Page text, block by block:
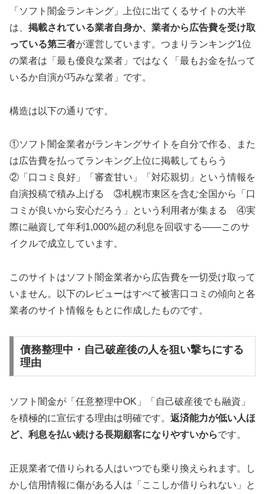
「ソフト闇金ランキング」上位に出てくるサイトの大半
は、 掲載されている業者自身か、業者から広告費を受け取
っている第三者が運営しています。つまりランキング1位
の業者は「最も優良な業者」ではなく「最もお金を払って
いるか自演が巧みな業者」です。
構造は以下の通りです。
①ソフト闇金業者がランキングサイトを自分で作る、また
は広告費を払ってランキング上位に掲載してもらう
②「口コミ良好」「審査甘い」「対応親切」という情報を
自演投稿で積み上げる ③札幌市東区を含む全国から「口
コミが良いから安心だろう」という利用者が集まる ④実
際に融資して年利1,000%超の利息を回収する——このサ
イクルで成立しています。
このサイトはソフト闇金業者から広告費を一切受け取って
いません。以下のレビューはすべて被害口コミの傾向と各
業者のサイト情報をもとに作成したものです。
債務整理中・自己破産後の人を狙い撃ちにする
理由
ソフト闇金が「任意整理中OK」「自己破産後でも融資」
を積極的に宣伝する理由は明確です。 返済能力が低い人ほ
ど、利息を払い続ける長期顧客になりやすいからです。
正規業者で借りられる人はいつでも乗り換えられます。し
かし信用情報に傷がある人は「ここしか借りられない」と